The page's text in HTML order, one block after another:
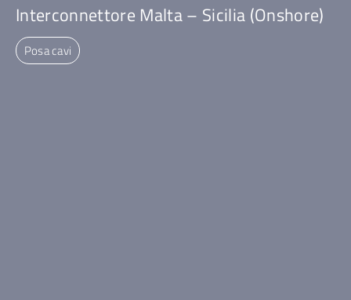
Interconnettore Malta – Sicilia (Onshore)
Posa cavi